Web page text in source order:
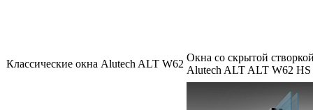
Классические окна Alutech ALT W62
Окна со скрытой
Alutech ALT ALT W62 HS